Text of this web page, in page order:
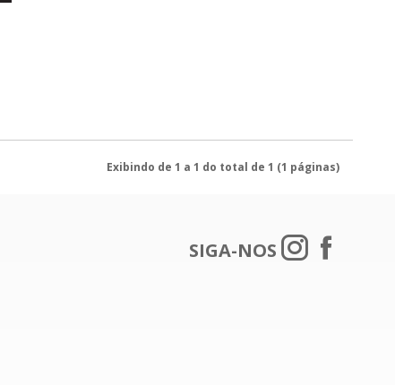
Exibindo de 1 a 1 do total de 1 (1 páginas)
SIGA-NOS